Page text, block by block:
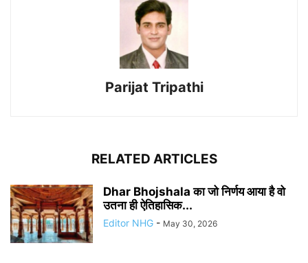
Parijat Tripathi
RELATED ARTICLES
Dhar Bhojshala का जो निर्णय आया है वो
उतना ही ऐतिहासिक...
Editor NHG - May 30, 2026